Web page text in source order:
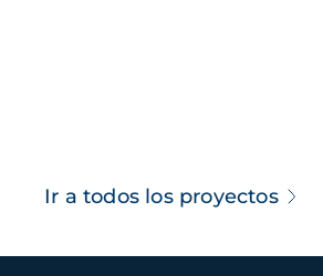
Ir a todos los proyectos